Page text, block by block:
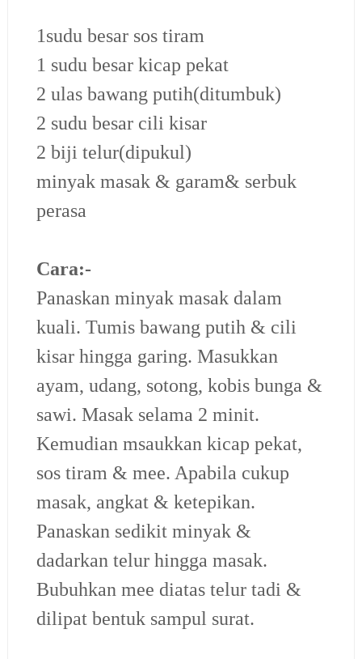
1sudu besar sos tiram
1 sudu besar kicap pekat
2 ulas bawang putih(ditumbuk)
2 sudu besar cili kisar
2 biji telur(dipukul)
minyak masak & garam& serbuk
perasa
Cara:-
Panaskan minyak masak dalam
kuali. Tumis bawang putih & cili
kisar hingga garing. Masukkan
ayam, udang, sotong, kobis bunga &
sawi. Masak selama 2 minit.
Kemudian msaukkan kicap pekat,
sos tiram & mee. Apabila cukup
masak, angkat & ketepikan.
Panaskan sedikit minyak &
dadarkan telur hingga masak.
Bubuhkan mee diatas telur tadi &
dilipat bentuk sampul surat.